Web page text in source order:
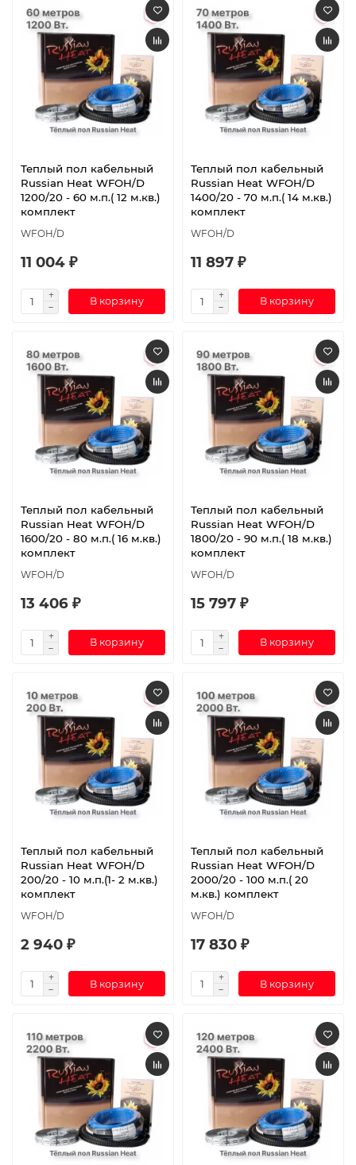
Теплый пол кабельный
Russian Heat WFOH/D
1200/20 - 60 м.п.( 12 м.кв.)
комплект
WFOH/D
11 004 ₽
В корзину
Теплый пол кабельный
Russian Heat WFOH/D
1400/20 - 70 м.п.( 14 м.кв.)
комплект
WFOH/D
11 897 ₽
В корзину
Теплый пол кабельный
Russian Heat WFOH/D
1600/20 - 80 м.п.( 16 м.кв.)
комплект
WFOH/D
13 406 ₽
В корзину
Теплый пол кабельный
Russian Heat WFOH/D
1800/20 - 90 м.п.( 18 м.кв.)
комплект
WFOH/D
15 797 ₽
В корзину
Теплый пол кабельный
Russian Heat WFOH/D
200/20 - 10 м.п.(1- 2 м.кв.)
комплект
WFOH/D
2 940 ₽
В корзину
Теплый пол кабельный
Russian Heat WFOH/D
2000/20 - 100 м.п.( 20
м.кв.) комплект
WFOH/D
17 830 ₽
В корзину